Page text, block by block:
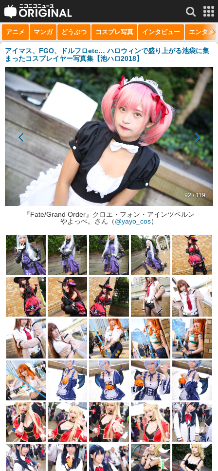
サービス一覧 もっと見る
niconico
動画
生放送
ニュース
チャンネル
マンガ
ニコニコQ
アニメ マンガ どうぶつ コスプレ写真 インタビュー エンタメ
アイマス、FGO、ドルフロetc… ハロウィンで盛り上がる池袋に集
まったコスプレイヤー写真集【池ハロ2018】
92 / 119
『Fate/Grand Order』クロエ・フォン・アインツベルン
やよっぺ。さん（@yayo_cos）